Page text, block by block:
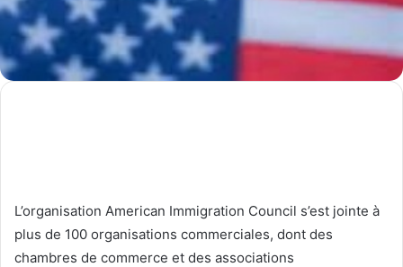
L’organisation American Immigration Council s’est jointe à
plus de 100 organisations commerciales, dont des
chambres de commerce et des associations